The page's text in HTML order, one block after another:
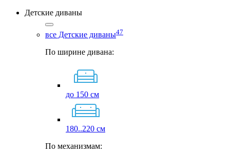
Детские диваны
все Детские диваны47
По ширине дивана:
до 150 см
180..220 см
По механизмам: